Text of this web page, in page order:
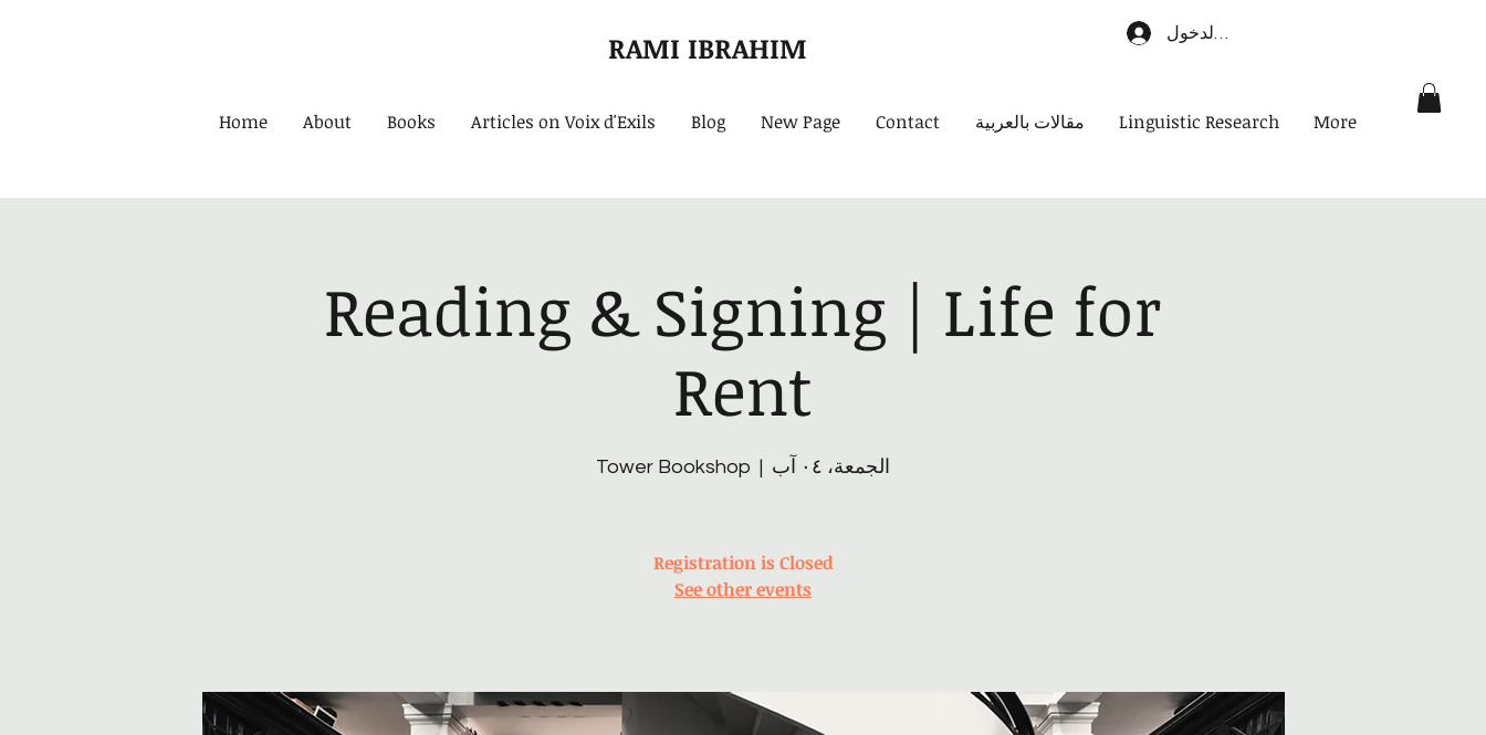
RAMI IBRAHIM تسجيل الدخول
Home About Books Articles on Voix d'Exils Blog New Page Contact مقالات بالعربية Linguistic Research More
Reading & Signing | Life for
Rent
الجمعة، ٠٤ آب
  |
Tower Bookshop
Registration is Closed
See other events